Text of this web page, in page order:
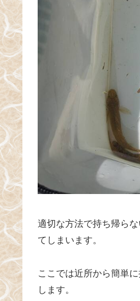
適切な方法で持ち帰ら
てしまいます。
ここでは近所から簡単
します。